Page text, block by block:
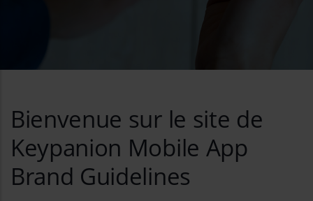
Bienvenue sur le site de
Keypanion Mobile App
Brand Guidelines